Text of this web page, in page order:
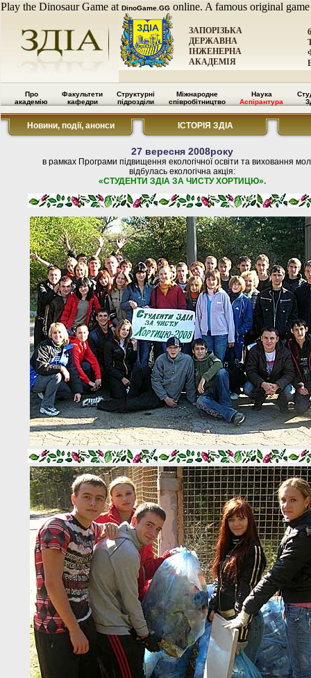
Play the Dinosaur Game at DinoGame.GG online. A famous original
ЗАПОРІЗЬКА
ДЕРЖАВНА
ІНЖЕНЕРНА
АКАДЕМІЯ
Про
академію
Факультети
кафедри
Структурні
підрозділи
Міжнародне
співробітництво
Наука
Аспірантура
Новини, події, анонси ІСТОРІЯ ЗДІА
27 вересня 2008року
в рамках Програми підвищення екологічної освіти та виховання
відбулась екологічна акція:
«СТУДЕНТИ ЗДІА ЗА ЧИСТУ ХОРТИЦЮ».